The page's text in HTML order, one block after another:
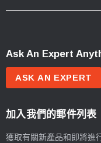
Ask An Expert
ASK AN EXPERT
加入我們的郵件列表
獲取有關新產品和即將進